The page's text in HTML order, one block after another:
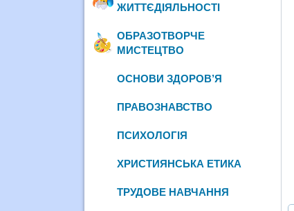
ЖИТТЄДІЯЛЬНОСТІ
ОБРАЗОТВОРЧЕ
МИСТЕЦТВО
ОСНОВИ ЗДОРОВ’Я
ПРАВОЗНАВСТВО
ПСИХОЛОГІЯ
ХРИСТИЯНСЬКА ЕТИКА
ТРУДОВЕ НАВЧАННЯ